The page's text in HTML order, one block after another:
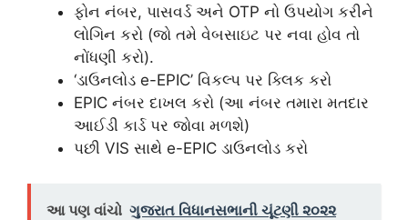
ફોન નંબર, પાસવર્ડ અને OTP નો ઉપયોગ કરીને
લોગિન કરો (જો તમે વેબસાઇટ પર નવા હોવ તો
નોંધણી કરો).
‘ડાઉનલોડ e-EPIC’ વિકલ્પ પર ક્લિક કરો
EPIC નંબર દાખલ કરો (આ નંબર તમારા મતદાર
આઈડી કાર્ડ પર જોવા મળશે)
પછી VIS સાથે e-EPIC ડાઉનલોડ કરો
આ પણ વાંચો ગુજરાત વિધાનસભાની ચૂંટણી ૨૦૨૨